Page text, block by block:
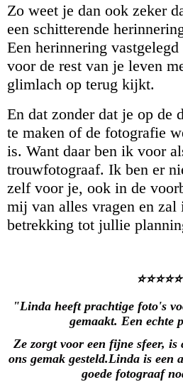
Zo weet je dan ook zeker
een schitterende
Een herinnering
voor de rest van je leven
glimlach op terug kijkt.
En dat zonder dat je op de
te maken of de fotografie
is. Want daar ben ik voor
trouwfotograaf. Ik ben er
zelf voor je, ook in de
mij van alles vragen en zal
betrekking tot jullie
⭐️⭐️⭐️⭐️⭐️
"Linda heeft prachtige foto's
gemaakt. Een echte
Ze zorgt voor een fijne sfeer, is
ons gemak gesteld.Linda is een
goede fotograaf